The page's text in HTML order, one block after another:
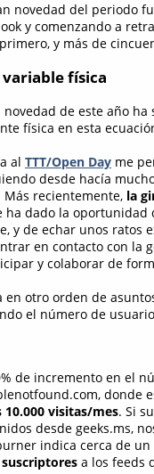
novedad del periodo
y comenzando a
y más de
variable física
novedad de este año
física en esta
al TTT/Open Day me
desde hacía
Más recientemente, la
ha dado la oportunidad
y de echar unos ratos
en contacto con la
y colaborar de
en otro orden de
el número de
de incremento en el
donde
10.000 visitas/mes. Si
desde geeks.ms,
indica cerca de
suscriptores a los feeds